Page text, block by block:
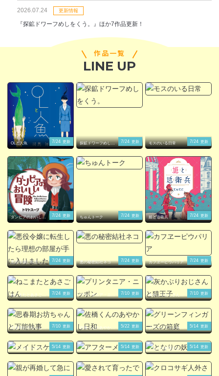
閉じる
2026.07.24 更新情報
『探鉱ドワーフめしをくう。』ほか7作品更新！
作品一覧
LINE UP
OLと人魚 7/24 更新
探鉱ドワーフめしを
くう。
7/24 更新 モスのいる日常 7/24 更新
ダンピアのおいしい
冒険
7/24 更新 ちゅんトーク 7/24 更新 姫と近衛兵 7/24 更新
悪役令嬢に転生した
ら理想の部屋が手に
7/24 更新 悪の秘密結社ネコ 7/24 更新 カフヱーピウパリア 7/24 更新
ねこまたとあさごは
ん
7/24 更新
プリンタニア・ニッ
ポン
7/10 更新
灰かぶりおじさんと
猫王子
7/10 更新
思春期お坊ちゃんと
万能執事
7/10 更新
佐橋くんのあやかし
日和
5/22 更新
グリーンフィンガー
ズの箱庭
5/14 更新
メイドスケーター 5/14 更新 アフターメルヘン 5/14 更新 となりの妖怪さん 5/14 更新